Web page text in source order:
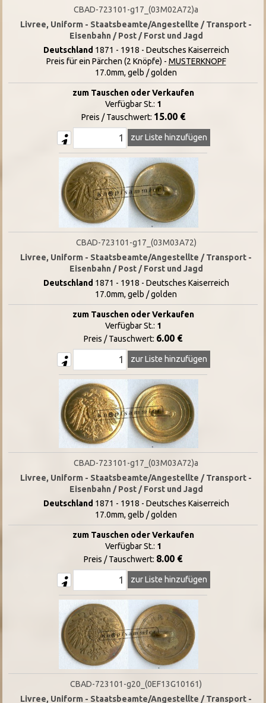
CBAD-723101-g17_(03M02A72)a
Livree, Uniform - Staatsbeamte/Angestellte / Transport -
Eisenbahn / Post / Forst und Jagd
Deutschland 1871 - 1918 - Deutsches Kaiserreich
Preis für ein Pärchen (2 Knöpfe) - MUSTERKNOPF
17.0mm, gelb / golden
zum Tauschen oder Verkaufen
Verfügbar St.: 1
Preis / Tauschwert: 15.00 €
zur Liste hinzufügen
CBAD-723101-g17_(03M03A72)
Livree, Uniform - Staatsbeamte/Angestellte / Transport -
Eisenbahn / Post / Forst und Jagd
Deutschland 1871 - 1918 - Deutsches Kaiserreich
17.0mm, gelb / golden
zum Tauschen oder Verkaufen
Verfügbar St.: 1
Preis / Tauschwert: 6.00 €
zur Liste hinzufügen
CBAD-723101-g17_(03M03A72)a
Livree, Uniform - Staatsbeamte/Angestellte / Transport -
Eisenbahn / Post / Forst und Jagd
Deutschland 1871 - 1918 - Deutsches Kaiserreich
17.0mm, gelb / golden
zum Tauschen oder Verkaufen
Verfügbar St.: 1
Preis / Tauschwert: 8.00 €
zur Liste hinzufügen
CBAD-723101-g20_(0EF13G10161)
Livree, Uniform - Staatsbeamte/Angestellte / Transport -